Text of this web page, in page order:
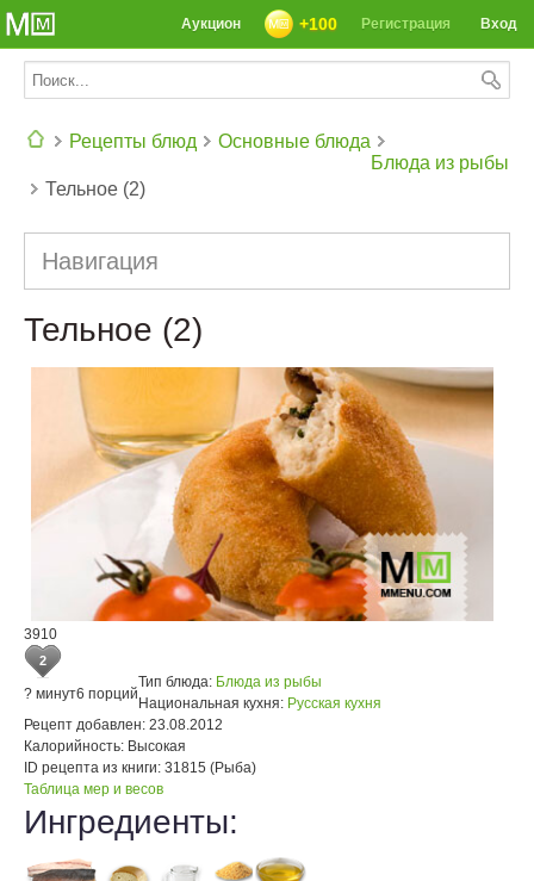
Вход
Регистрация
+100
Аукцион
Рецепты блюд
Основные блюда
Блюда из рыбы
Тельное (2)
Навигация
Тельное (2)
3910
2
? минут6 порций
Тип блюда: Блюда из рыбы
Национальная кухня: Русская кухня
Рецепт добавлен: 23.08.2012
Калорийность: Высокая
ID рецепта из книги: 31815 (Рыба)
Таблица мер и весов
Ингредиенты: